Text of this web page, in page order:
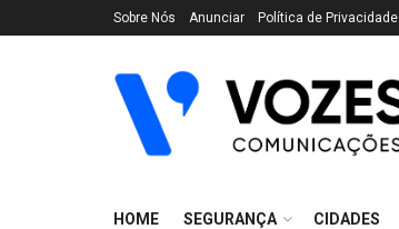
Sobre Nós Anunciar Política de Privacidade
HOME SEGURANÇA CIDADES